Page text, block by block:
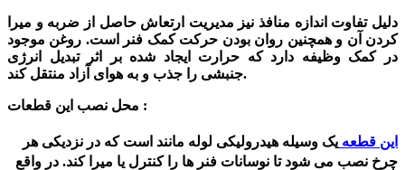
دلیل تفاوت اندازه منافذ نیز مدیریت ارتعاش حاصل از ضربه و میرا
کردن آن و همچنین روان بودن حرکت کمک فنر است. روغن موجود
در کمک وظیفه دارد که حرارت ایجاد شده بر اثر تبدیل انرژی
جنبشی را جذب و به هوای آزاد منتقل کند.
محل نصب این قطعات :
این قطعه یک وسیله هیدرولیکی لوله مانند است که در نزدیکی هر
چرخ نصب می شود تا نوسانات فنر ها را کنترل یا میرا کند. در واقع